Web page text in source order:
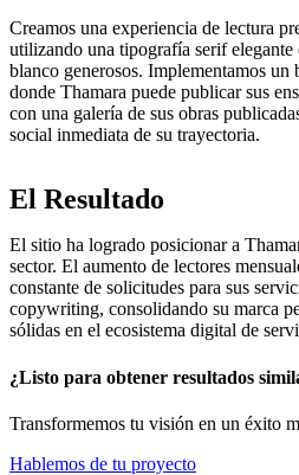
Creamos una experiencia de lectura
utilizando una tipografía serif elegante
blanco generosos. Implementamos
donde Thamara puede publicar sus
con una galería de sus obras
social inmediata de su trayectoria.
El Resultado
El sitio ha logrado posicionar a
sector. El aumento de lectores
constante de solicitudes para sus
copywriting, consolidando su marca
sólidas en el ecosistema digital de
¿Listo para obtener resultados
Transformemos tu visión en un éxito
Hablemos de tu proyecto